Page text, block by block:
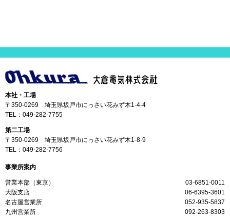
本社・工場
〒350-0269 埼玉県坂戸市にっさい花みず木1-4-4
TEL： 049-282-7755
第二工場
〒350-0269 埼玉県坂戸市にっさい花みず木1-8-9
TEL： 049-282-7756
事業所案内
営業本部（東京）
03-6851-0011
大阪支店
06-6395-3601
名古屋営業所
052-935-5837
九州営業所
092-263-8303